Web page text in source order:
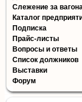
Слежение за
Каталог
Подписка
Прайс-листы
Вопросы и ответы
Список должников
Выставки
Форум